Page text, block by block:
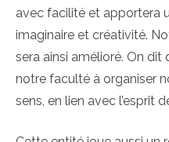
avec facilité et apportera
imaginaire et créativité.
sera ainsi amélioré. On dit
notre faculté à organiser
sens, en lien avec l’esprit